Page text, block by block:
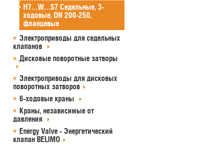
H7…W…S7 Седельные, 3-
ходовые, DN 200-250,
фланцевые
Электроприводы для седельных
клапанов
Дисковые поворотные затворы
Электроприводы для дисковых
поворотных затворов
6-ходовые краны
Краны, независимые от
давления
Energy Valve - Энергетический
клапан BELIMO